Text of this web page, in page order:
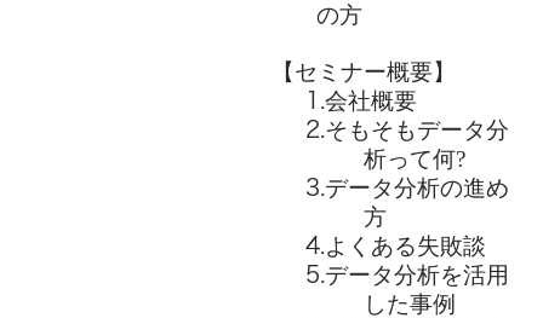
の方
【セミナー概要】
1. 会社概要
2. そもそもデータ分
析って何?
3. データ分析の進め
方
4. よくある失敗談
5. データ分析を活用
した事例